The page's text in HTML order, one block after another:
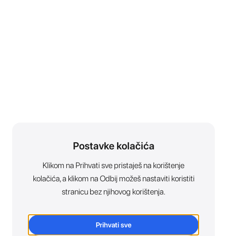
Postavke kolačića
Klikom na Prihvati sve pristaješ na korištenje
kolačića, a klikom na Odbij možeš nastaviti koristiti
stranicu bez njihovog korištenja.
Prihvati sve